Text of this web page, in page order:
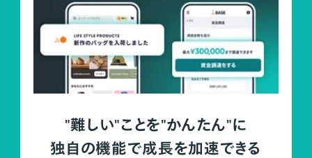
"難しい"ことを"かんたん"に
独自の機能で成長を加速できる